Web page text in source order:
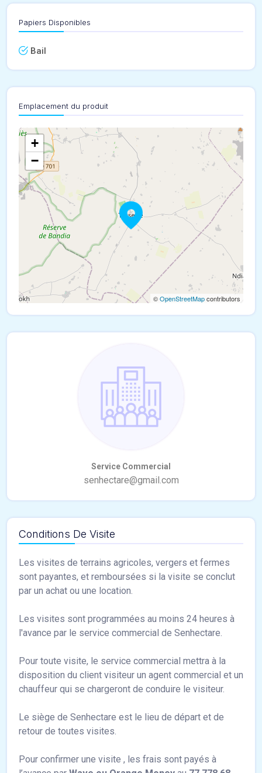
Papiers Disponibles
Bail
Emplacement du produit
+
−
©OpenStreetMapcontributors
Conditions De Visite
Les visites de terrains agricoles, vergers et fermes
sont payantes, et remboursées si la visite se conclut
par un achat ou une location.
Les visites sont programmées au moins 24 heures à
l'avance par le service commercial de Senhectare.
Pour toute visite, le service commercial mettra à la
disposition du client visiteur un agent commercial et un
chauffeur qui se chargeront de conduire le visiteur.
Le siège de Senhectare est le lieu de départ et de
retour de toutes visites.
Pour confirmer une visite , les frais sont payés à